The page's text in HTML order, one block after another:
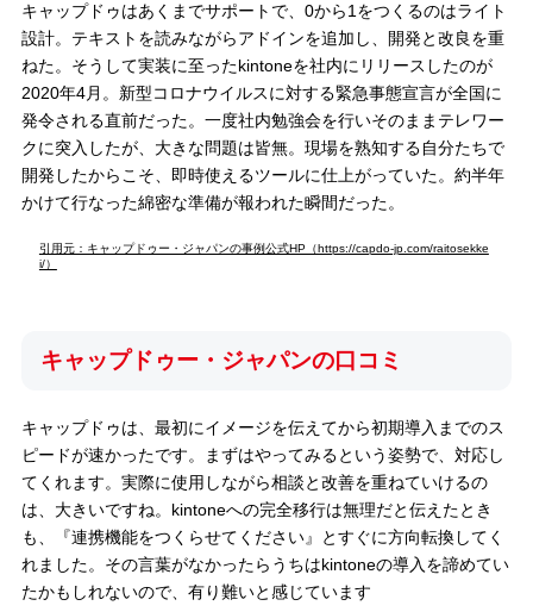
キャップドゥはあくまでサポートで、0から1をつくるのはライト
設計。テキストを読みながらアドインを追加し、開発と改良を重
ねた。そうして実装に至ったkintoneを社内にリリースしたのが
2020年4月。新型コロナウイルスに対する緊急事態宣言が全国に
発令される直前だった。一度社内勉強会を行いそのままテレワー
クに突入したが、大きな問題は皆無。現場を熟知する自分たちで
開発したからこそ、即時使えるツールに仕上がっていた。約半年
かけて行なった綿密な準備が報われた瞬間だった。
引用元：キャップドゥー・ジャパンの事例公式HP（https://capdo-jp.com/raitosekke
i/）
キャップドゥー・ジャパンの口コミ
キャップドゥは、最初にイメージを伝えてから初期導入までのス
ピードが速かったです。まずはやってみるという姿勢で、対応し
てくれます。実際に使用しながら相談と改善を重ねていけるの
は、大きいですね。kintoneへの完全移行は無理だと伝えたとき
も、『連携機能をつくらせてください』とすぐに方向転換してく
れました。その言葉がなかったらうちはkintoneの導入を諦めてい
たかもしれないので、有り難いと感じています